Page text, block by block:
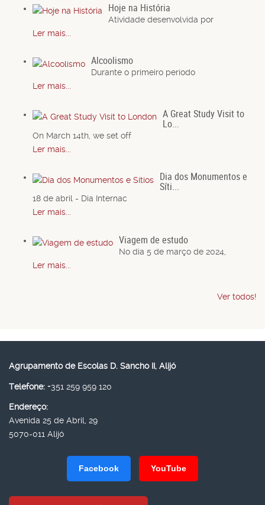
Hoje na História
Atividade desenvolvida por
Ler mais...
Alcoolismo
Durante o primeiro período
Ler mais...
A Great Study Visit to
Lo...
On March 14th, we set off
Ler mais...
Dia dos Monumentos e
Síti...
18 de abril - Dia Internac
Ler mais...
Viagem de estudo
No dia 5 de março de 2024,
Ler mais...
Ver todos!
Agrupamento de Escolas D. Sancho II, Alijó
Telefone: +351 259 959 120
Endereço:
Avenida 25 de Abril, 29
5070-011 Alijó
Facebook YouTube